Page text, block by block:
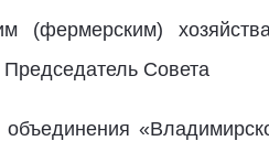
(фермерским)
Совета